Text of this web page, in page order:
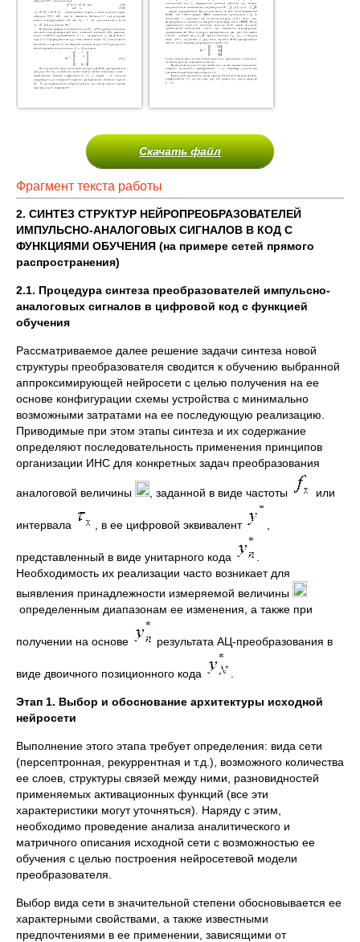
Скачать файл
Фрагмент текста работы
2. СИНТЕЗ СТРУКТУР НЕЙРОПРЕОБРАЗОВАТЕЛЕЙ
ИМПУЛЬСНО‑АНАЛОГОВЫХ СИГНАЛОВ В КОД С
ФУНКЦИЯМИ ОБУЧЕНИЯ (на примере сетей прямого
распространения)
2.1. Процедура синтеза преобразователей импульсно-
аналоговых сигналов в цифровой код с функцией
обучения
Рассматриваемое далее решение задачи синтеза новой
структуры преобразователя сводится к обучению выбранной
аппроксимирующей нейросети с целью получения на ее
основе конфигурации схемы устройства с минимально
возможными затратами на ее последующую реализацию.
Приводимые при этом этапы синтеза и их содержание
определяют последовательность применения принципов
организации ИНС для конкретных задач преобразования
аналоговой величины , заданной в виде частоты или
интервала , в ее цифровой эквивалент
представленный в виде унитарного кода
Необходимость их реализации часто возникает для
выявления принадлежности измеряемой величины
определенным диапазонам ее изменения, а также при
получении на основе результата АЦ‑преобразования в
виде двоичного позиционного кода
Этап 1. Выбор и обоснование архитектуры исходной
нейросети
Выполнение этого этапа требует определения: вида сети
(персептронная, рекуррентная и т.д.), возможного количества
ее слоев, структуры связей между ними, разновидностей
применяемых активационных функций (все эти
характеристики могут уточняться). Наряду с этим,
необходимо проведение анализа аналитического и
матричного описания исходной сети с возможностью ее
обучения с целью построения нейросетевой модели
преобразователя.
Выбор вида сети в значительной степени обосновывается ее
характерными свойствами, а также известными
предпочтениями в ее применении, зависящими от